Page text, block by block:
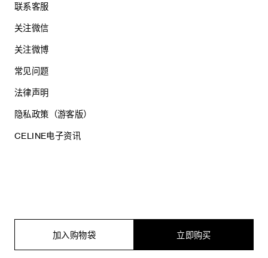
立即购买
加入购物袋
联系客服
关注微信
关注微博
常见问题
法律声明
隐私政策（游客版）
CELINE电子资讯
思琳商贸（上海）有限公司
沪公网安备 31010602005569
电子营业执照